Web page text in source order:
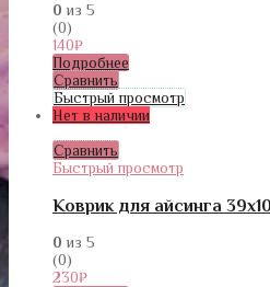
0 из 5
(0)
140₽
Подробнее
Сравнить
Быстрый просмотр
Нет в наличии
Сравнить
Быстрый просмотр
Коврик для айсинга
0 из 5
(0)
230₽